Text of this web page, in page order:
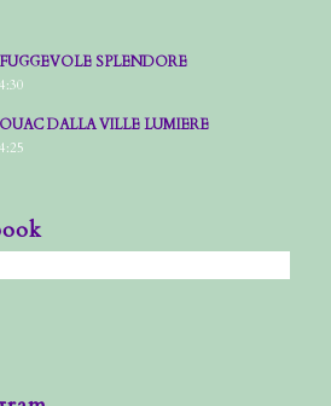
FUGGEVOLE SPLENDORE
DALLA VILLE LUMIERE